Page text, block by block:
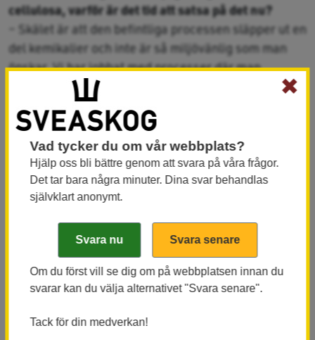
cellulosa, varför är det tid att satsa på det nu?
– Skälet är att den befintliga processen släpper ut en
del kemikalier och inte är så miljövänlig som man
önskar. Vi har jobbat med processer där man
återvinner spinningskemikalierna, så att den blir
mer miljöanpassad och kostnadseffektiv. Sen måste
man vara medveten om att det alltid är en utmaning
att ersätta etablerade processer och lansera nya.
Vad är nästa steg för Tree to textile?
– Vi jobbar med att finslipa och skala upp vår
planerar nu för att bygga en
demonstrationsanläggning under det närmsta året.
Tree to textile har starka ägare både tidigt och sent i
värdekedjan. Stora Enso med lång och bred
cellulosaprocesser och H&M och Ikea som båda
✖
Vad tycker du om vår webbplats?
Hjälp oss bli bättre genom att svara på våra frågor.
Det tar bara några minuter. Dina svar behandlas
självklart anonymt.
Om du först vill se dig om på webbplatsen innan du
svarar kan du välja alternativet "Svara senare".
Tack för din medverkan!